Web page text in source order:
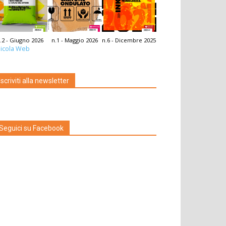
- Giugno 2026 n.1 - Maggio 2026 n.6 - Dicembre 2025
Web
alla newsletter
su Facebook